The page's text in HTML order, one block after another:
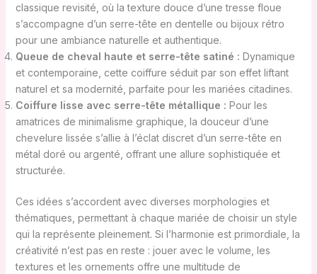
classique revisité, où la texture douce d’une tresse floue
s’accompagne d’un serre-tête en dentelle ou bijoux rétro
pour une ambiance naturelle et authentique.
Queue de cheval haute et serre-tête satiné : Dynamique
et contemporaine, cette coiffure séduit par son effet liftant
naturel et sa modernité, parfaite pour les mariées citadines.
Coiffure lisse avec serre-tête métallique : Pour les
amatrices de minimalisme graphique, la douceur d’une
chevelure lissée s’allie à l’éclat discret d’un serre-tête en
métal doré ou argenté, offrant une allure sophistiquée et
structurée.
Ces idées s’accordent avec diverses morphologies et
thématiques, permettant à chaque mariée de choisir un style
qui la représente pleinement. Si l’harmonie est primordiale, la
créativité n’est pas en reste : jouer avec le volume, les
textures et les ornements offre une multitude de